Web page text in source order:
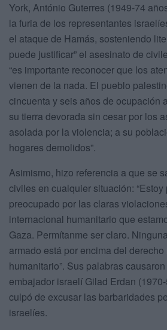
York, António Guterres (1949-74
la furia de los representantes
el ataque de Hamás, sosteniendo
puede justificar” el asesinato de
“es importante reconocer que los
vienen de la nada. El pueblo
cincuenta y seis años de ocupación
su tierra devorada sin cesar por los
asolada por la violencia; a su
hogares demolidos”.
Asimismo, hizo referencia a que se
civiles en cualquier situación: “Estoy
preocupado por las claras
internacional humanitario que
Gaza. Permítanme ser claro.
armado está por encima del
humanitario”. Sus palabras
embajador israelí Gilad Erdan
culpó de excusar las barbaridades
israelíes.